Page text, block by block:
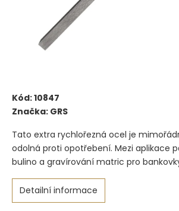
Kód:10847
Značka: GRS
Tato extra rychlořezná ocel je
odolná proti opotřebení. Mezi aplikace
bulino a gravírování matric pro
Detailní informace